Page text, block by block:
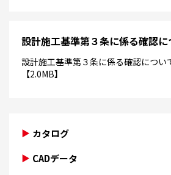
設計施工基準第３条に係る確認に
設計施工基準第３条に係る確認につい
【2.0MB】
カタログ
CADデータ